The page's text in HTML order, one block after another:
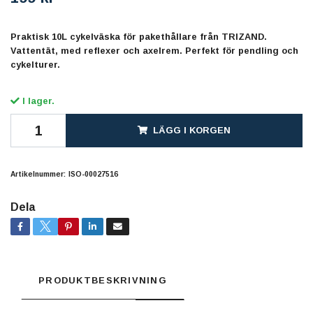
Praktisk 10L cykelväska för pakethållare från TRIZAND.
Vattentät, med reflexer och axelrem. Perfekt för pendling och
cykelturer.
I lager.
LÄGG I KORGEN
Artikelnummer: ISO-00027516
Dela
PRODUKTBESKRIVNING